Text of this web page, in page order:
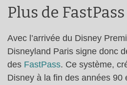
Plus de
Avec l’arrivée du Disney
Disneyland Paris signe donc
des FastPass. Ce système,
Disney à la fin des années 90